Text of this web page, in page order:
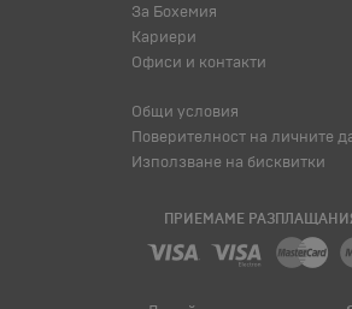
За Бохемия
Кариери
Офиси и контакти
Общи условия
Поверителност на личните
Използване на бисквитки
ПРИЕМАМЕ